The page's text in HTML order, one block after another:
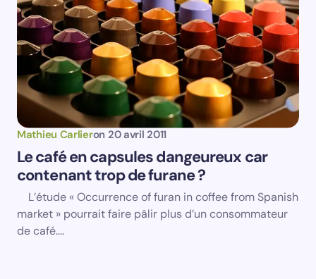
Mathieu Carlieron 20 avril 2011
Le café en capsules dangeureux car
contenant trop de furane ?
L’étude « Occurrence of furan in coffee from Spanish
market » pourrait faire pâlir plus d’un consommateur
de café.…